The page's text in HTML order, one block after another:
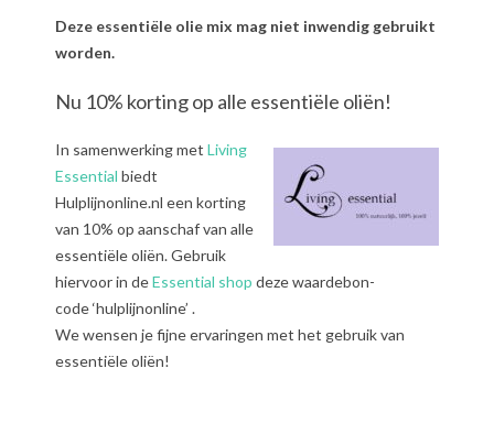
Deze essentiële olie mix mag niet inwendig gebruikt
worden.
Nu 10% korting op alle essentiële oliën!
In samenwerking met Living
Essential biedt
Hulplijnonline.nl een korting
van 10% op aanschaf van alle
essentiële oliën. Gebruik
hiervoor in deEssential shop deze waardebon-
code ‘hulplijnonline’ .
We wensen je fijne ervaringen met het gebruik van
essentiële oliën!